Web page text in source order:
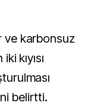
ve karbonsuz
kıyısı
belirtti.